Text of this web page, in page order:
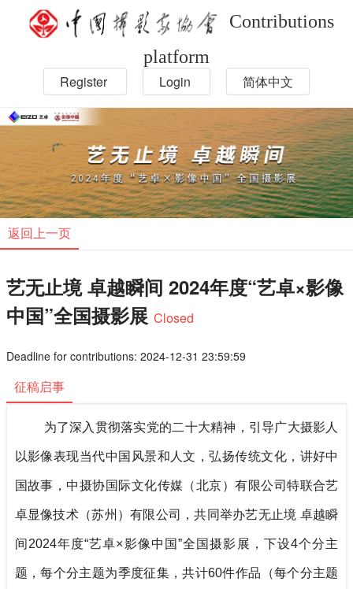
Contributions
platform
Register Login 简体中文
返回上一页
艺无止境 卓越瞬间 2024年度“艺卓×影像
中国”全国摄影展 Closed
Deadline for contributions: 2024-12-31 23:59:59
征稿启事
为了深入贯彻落实党的二十大精神，引导广大摄影人
以影像表现当代中国风景和人文，弘扬传统文化，讲好中
国故事，中摄协国际文化传媒（北京）有限公司特联合艺
卓显像技术（苏州）有限公司，共同举办艺无止境 卓越瞬
间2024年度“艺卓×影像中国”全国摄影展，下设4个分主
题，每个分主题为季度征集，共计60件作品（每个分主题